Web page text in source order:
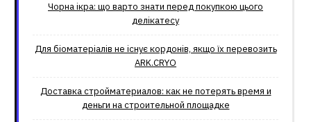
Чорна ікра: що варто знати перед покупкою цього
делікатесу
Для біоматеріалів не існує кордонів, якщо їх перевозить
ARK.CRYO
Доставка стройматериалов: как не потерять время и
деньги на строительной площадке